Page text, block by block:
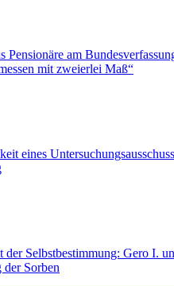
Pensionäre am
mit zweierlei Maß“
eines
der Selbstbestimmung: Gero I.
Sorben